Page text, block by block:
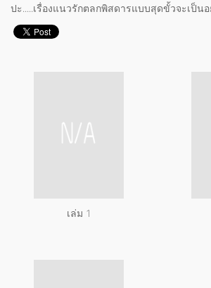
ปะ.....เรื่องแนวรักตลกพิสดารแบบสุดขั้วจะเป็นอ
เล่ม 1